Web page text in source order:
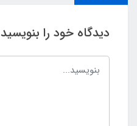
دیدگاه خود را بنویسید